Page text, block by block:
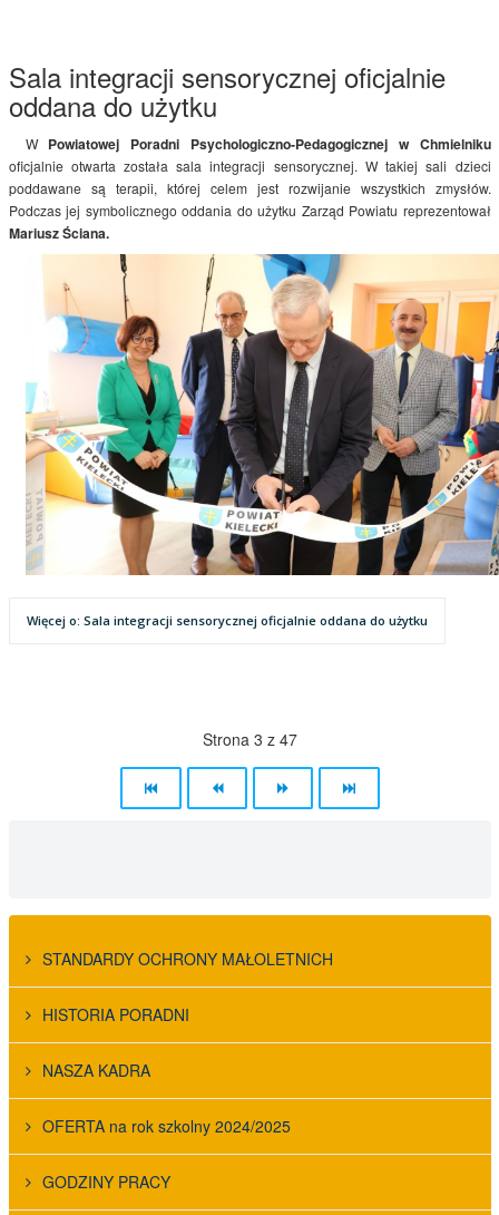
Sala integracji sensorycznej oficjalnie
oddana do użytku
W Powiatowej Poradni Psychologiczno-Pedagogicznej w Chmielniku
oficjalnie otwarta została sala integracji sensorycznej. W takiej sali dzieci
poddawane są terapii, której celem jest rozwijanie wszystkich zmysłów.
Podczas jej symbolicznego oddania do użytku Zarząd Powiatu reprezentował
Mariusz Ściana.
Więcej o: Sala integracji sensorycznej oficjalnie oddana do użytku
Strona 3 z 47
STANDARDY OCHRONY MAŁOLETNICH
HISTORIA PORADNI
NASZA KADRA
OFERTA na rok szkolny 2024/2025
GODZINY PRACY